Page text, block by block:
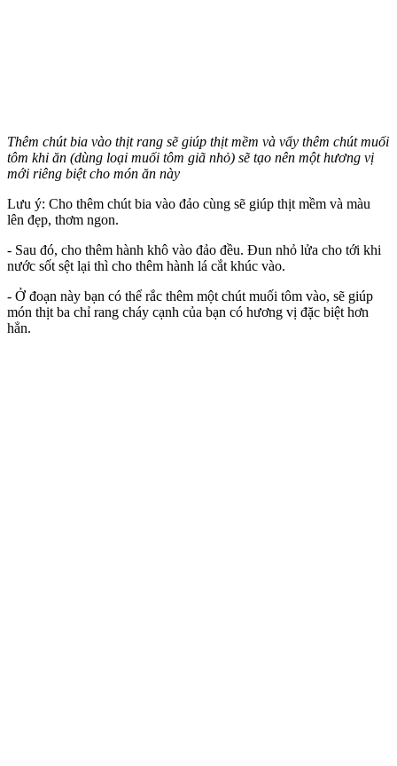
Thêm chút bia vào thịt rang sẽ giúp thịt mềm và vẩy thêm chút muối
tôm khi ăn (dùng loại muối tôm giã nhỏ) sẽ tạo nên một hương vị
mới riêng biệt cho món ăn này
Lưu ý: Cho thêm chút bia vào đảo cùng sẽ giúp thịt mềm và màu
lên đẹp, thơm ngon.
- Sau đó, cho thêm hành khô vào đảo đều. Đun nhỏ lửa cho tới khi
nước sốt sệt lại thì cho thêm hành lá cắt khúc vào.
- Ở đoạn này bạn có thể rắc thêm một chút muối tôm vào, sẽ giúp
món thịt ba chỉ rang cháy cạnh của bạn có hương vị đặc biệt hơn
hẳn.